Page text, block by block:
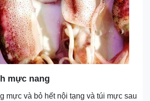
mực nang
mực và bỏ hết nội tạng và túi mực sau